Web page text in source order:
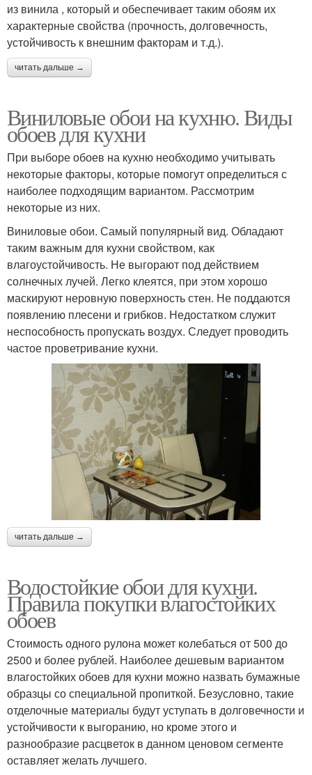
из винила , который и обеспечивает таким обоям их
характерные свойства (прочность, долговечность,
устойчивость к внешним факторам и т.д.).
читать дальше →
Виниловые обои на кухню. Виды
обоев для кухни
При выборе обоев на кухню необходимо учитывать
некоторые факторы, которые помогут определиться с
наиболее подходящим вариантом. Рассмотрим
некоторые из них.
Виниловые обои. Самый популярный вид. Обладают
таким важным для кухни свойством, как
влагоустойчивость. Не выгорают под действием
солнечных лучей. Легко клеятся, при этом хорошо
маскируют неровную поверхность стен. Не поддаются
появлению плесени и грибков. Недостатком служит
неспособность пропускать воздух. Следует проводить
частое проветривание кухни.
читать дальше →
Водостойкие обои для кухни.
Правила покупки влагостойких
обоев
Стоимость одного рулона может колебаться от 500 до
2500 и более рублей. Наиболее дешевым вариантом
влагостойких обоев для кухни можно назвать бумажные
образцы со специальной пропиткой. Безусловно, такие
отделочные материалы будут уступать в долговечности и
устойчивости к выгоранию, но кроме этого и
разнообразие расцветок в данном ценовом сегменте
оставляет желать лучшего.